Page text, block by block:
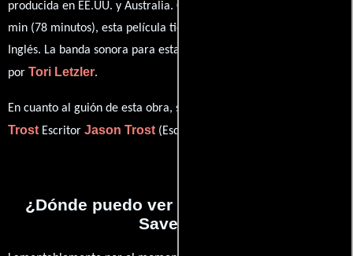
producida en EE.UU. y Australia. Con una duración de 01 hr 18
min (78 minutos), esta película tiene diálogos originales en
Inglés. La banda sonora para esta producción ha sido compuesta
por Tori Letzler.
En cuanto al guión de esta obra, se encuentra a cargo de
TrostEscritor Jason Trost(Escritor).
¿Dónde puedo ver la películas How to
Save Us?